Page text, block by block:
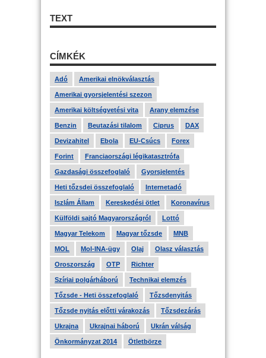
TEXT
CÍMKÉK
Adó Amerikai elnökválasztás
Amerikai gyorsjelentési szezon
Amerikai költségvetési vita Arany elemzése
Benzin Beutazási tilalom Ciprus DAX
Devizahitel Ebola EU-Csúcs Forex
Forint Franciaországi légikatasztrófa
Gazdasági összefoglaló Gyorsjelentés
Heti tőzsdei összefoglaló Internetadó
Iszlám Állam Kereskedési ötlet Koronavírus
Külföldi sajtó Magyarországról Lottó
Magyar Telekom Magyar tőzsde MNB
MOL Mol-INA-ügy Olaj Olasz választás
Oroszország OTP Richter
Szíriai polgárháború Technikai elemzés
Tőzsde - Heti összefoglaló Tőzsdenyitás
Tőzsde nyitás előtti várakozás Tőzsdezárás
Ukrajna Ukrajnai háború Ukrán válság
Önkormányzat 2014 Ötletbörze